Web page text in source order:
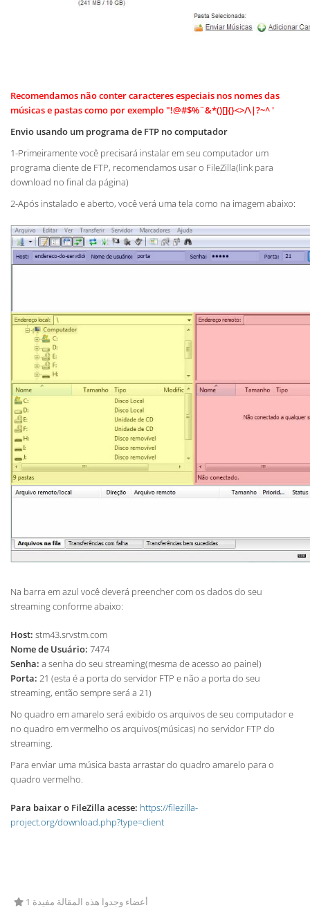
Recomendamos não conter caracteres especiais nos nomes das
músicas e pastas como por exemplo "!@#$%¨&*()[]{}<>/\|?~^ '
Envio usando um programa de FTP no computador
1-Primeiramente você precisará instalar em seu computador um
programa cliente de FTP, recomendamos usar o FileZilla(link para
download no final da página)
2-Após instalado e aberto, você verá uma tela como na imagem abaixo:
Na barra em azul você deverá preencher com os dados do seu
streaming conforme abaixo:
Host: stm43.srvstm.com
Nome de Usuário: 7474
Senha: a senha do seu streaming(mesma de acesso ao painel)
Porta: 21 (esta é a porta do servidor FTP e não a porta do seu
streaming, então sempre será a 21)
No quadro em amarelo será exibido os arquivos de seu computador e
no quadro em vermelho os arquivos(músicas) no servidor FTP do
streaming.
Para enviar uma música basta arrastar do quadro amarelo para o
quadro vermelho.
Para baixar o FileZilla acesse: https://filezilla-
project.org/download.php?type=client
1 أعضاء وجدوا هذه المقالة مفيدة